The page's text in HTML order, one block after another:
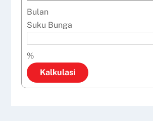
Bulan
Suku Bunga
%
Kalkulasi